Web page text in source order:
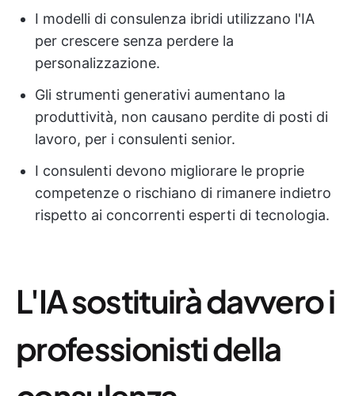
I modelli di consulenza ibridi utilizzano l'IA
per crescere senza perdere la
personalizzazione.
Gli strumenti generativi aumentano la
produttività, non causano perdite di posti di
lavoro, per i consulenti senior.
I consulenti devono migliorare le proprie
competenze o rischiano di rimanere indietro
rispetto ai concorrenti esperti di tecnologia.
L'IA sostituirà davvero i
professionisti della